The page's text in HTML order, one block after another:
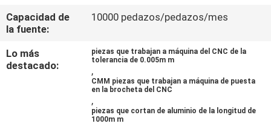
NOTICIAS
SOLICITAR
Capacidad de
la fuente:
10000 pedazos/pedazos/mes
Lo más
destacado:
piezas que trabajan a máquina del CNC de la
tolerancia de 0.005m m
,
CMM piezas que trabajan a máquina de puesta
en la brocheta del CNC
,
piezas que cortan de aluminio de la longitud de
1000m m